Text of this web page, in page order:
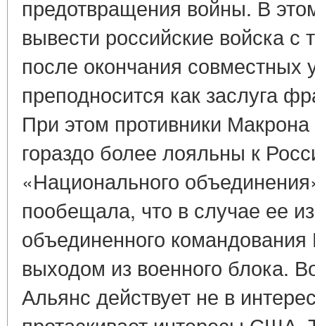
предотвращения войны. В
вывести российские войска с
после окончания совместных
преподносится как заслуга
При этом противники Макрона
гораздо более лояльны к
«Национального
пообещала, что в случае ее
объединенного
выходом из военного блока.
Альянс действует не в